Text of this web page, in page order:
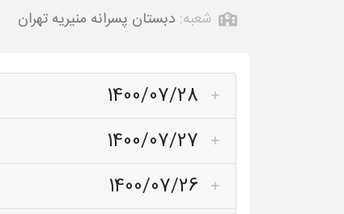
شعبه: دبستان پسرانه منیریه تهران
1400/07/28
1400/07/27
1400/07/26